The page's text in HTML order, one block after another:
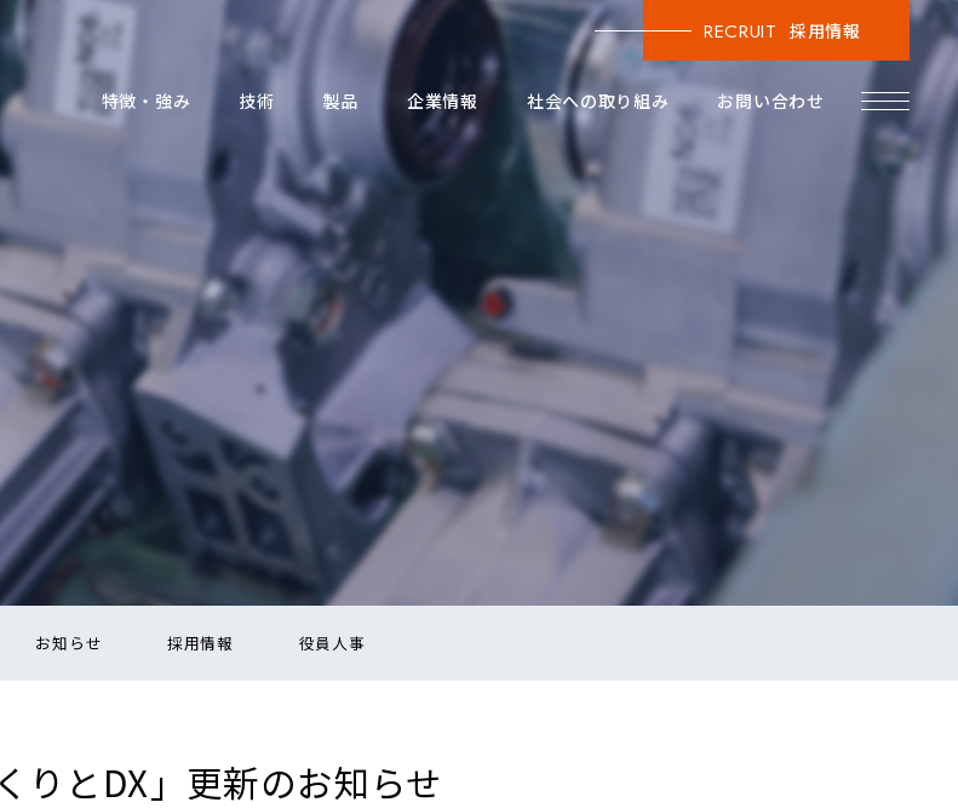
特徴・強み 技術 製品 企業情報 社会への取り組み お問い合わせ
RECRUIT 採用情報
お知らせ 採用情報 役員人事
りとDX」更新のお知らせ